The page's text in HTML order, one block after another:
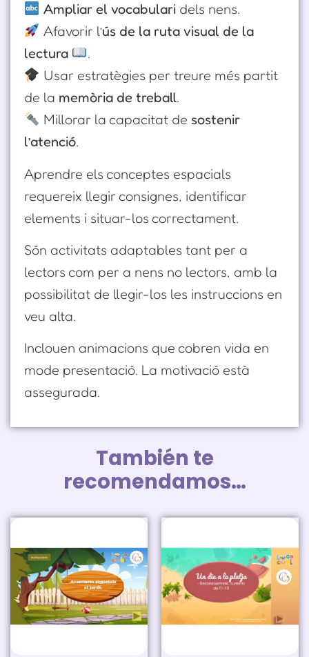
Ampliar el vocabularidels nens.
Afavorir l’ús de la ruta visual de la
lectura
.
Usar estratègies per treure més partit
de la memòria de treball.
Millorar la capacitat de sostenir
l’atenció.
Aprendre els conceptes espacials
requereix llegir consignes, identificar
elements i situar-los correctament.
Són activitats adaptables tant per a
lectors com per a nens no lectors, amb la
possibilitat de llegir-los les instruccions en
veu alta.
Inclouen animacions que cobren vida en
mode presentació. La motivació està
assegurada.
También te
recomendamos…